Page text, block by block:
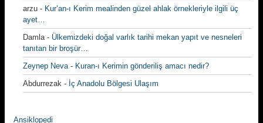
arzu - Kur’an-ı Kerim mealinden güzel ahlak örnekleriyle ilgili üç
ayet…
Damla - Ülkemizdeki doğal varlık tarihi mekan yapıt ve nesneleri
tanıtan bir broşür…
Zeynep Neva - Kuran-ı Kerimin gönderiliş amacı nedir?
Abdurrezak - İç Anadolu Bölgesi Ulaşım
Ansiklopedi